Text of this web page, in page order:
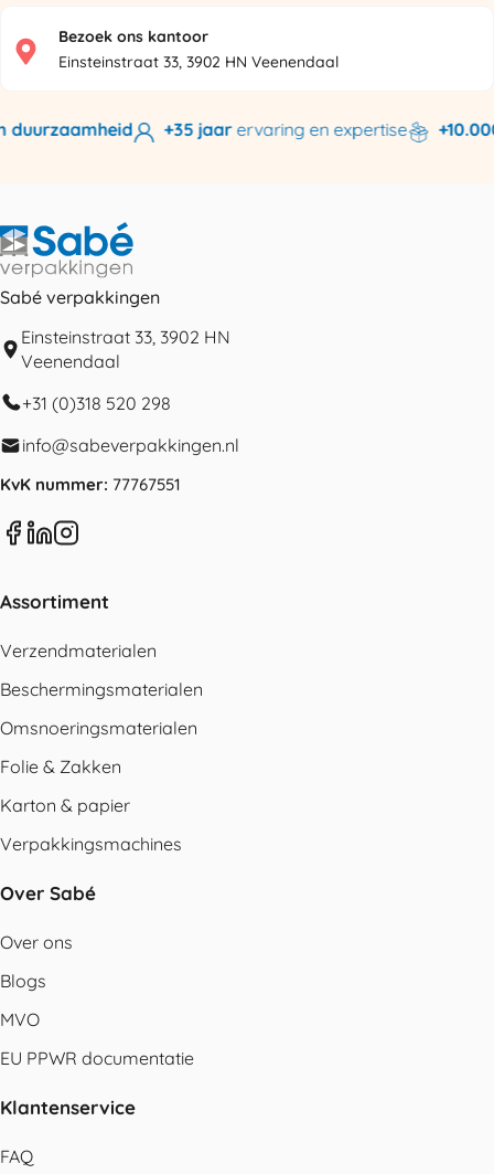
Bezoek ons kantoor
Einsteinstraat 33, 3902 HN Veenendaal
+35 jaarervaring en expertise
Sabé verpakkingen
Einsteinstraat 33, 3902 HN
Veenendaal
+31 (0)318 520 298
info@sabeverpakkingen.nl
KvK nummer: 77767551
Assortiment
Verzendmaterialen
Beschermingsmaterialen
Omsnoeringsmaterialen
Folie & Zakken
Karton & papier
Verpakkingsmachines
Over Sabé
Over ons
Blogs
MVO
EU PPWR documentatie
Klantenservice
FAQ